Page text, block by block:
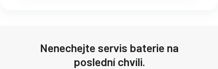
Nenechejte servis baterie na
poslední chvíli.